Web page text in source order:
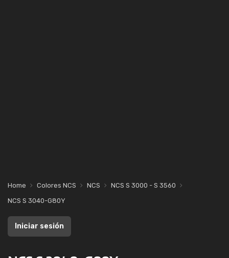
Home Colores NCS NCS
NCS S 3000 - S 3560
NCS S 3040-G80Y
Iniciar sesión